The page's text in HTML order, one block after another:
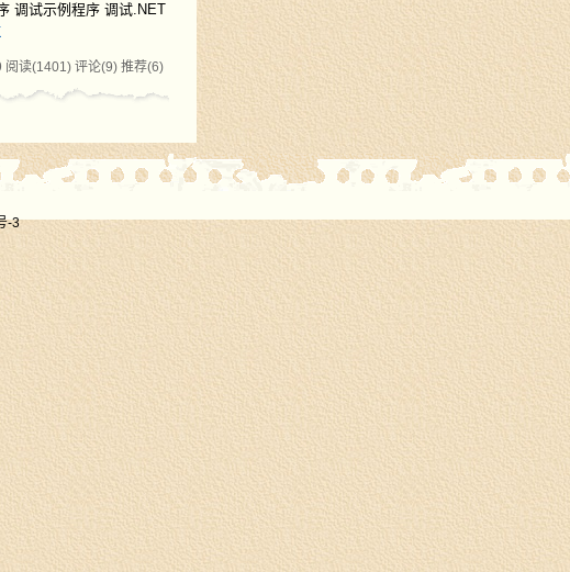
调试示例程序 调试.NET
阅读(1401) 评论(9) 推荐(6)
-3